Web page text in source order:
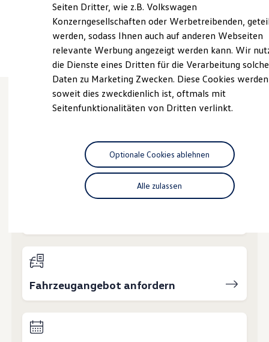
ID. Software Versionen und Updates
Digitale Extras
Schnittstellen zu Ihrem ID.
Hybridautos
Marke und Erlebnis
Volkswagen R und R Experience
R-Modelle
Driving Experience
Volkswagen entdecken
Lifestyle Shop
T-Roc Kollektion
Golf Kollektion
ID. Kollektion
Volkswagen Kollektion
R-Kollektion
#wedriveproud
Service und Ersatzteile
Inspektion und HU/AU
Reparaturen und Checks
Ansprechpartner
Ihnen weiterhelfen?
Fahrzeugangebot anfordern
Seiten Dritter, wie z.B. Volkswagen
Konzerngesellschaften oder Werbetreibenden,
werden, sodass Ihnen auch auf anderen Webseiten
relevante Werbung angezeigt werden kann. Wir
die Dienste eines Dritten für die Verarbeitung
Daten zu Marketing Zwecken. Diese Cookies
soweit dies zweckdienlich ist, oftmals mit
Seitenfunktionalitäten von Dritten verlinkt.
Alle zulassen
Optionale Cookies ablehnen